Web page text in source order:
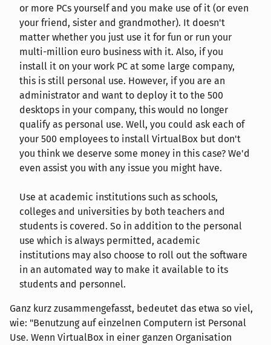
or more PCs yourself and you make use of it (or even
your friend, sister and grandmother). It doesn't
matter whether you just use it for fun or run your
multi-million euro business with it. Also, if you
install it on your work PC at some large company,
this is still personal use. However, if you are an
administrator and want to deploy it to the 500
desktops in your company, this would no longer
qualify as personal use. Well, you could ask each of
your 500 employees to install VirtualBox but don't
you think we deserve some money in this case? We'd
even assist you with any issue you might have.
Use at academic institutions such as schools,
colleges and universities by both teachers and
students is covered. So in addition to the personal
use which is always permitted, academic
institutions may also choose to roll out the software
in an automated way to make it available to its
students and personnel.
Ganz kurz zusammengefasst, bedeutet das etwa so viel,
wie: "Benutzung auf einzelnen Computern ist Personal
Use. Wenn VirtualBox in einer ganzen Organisation